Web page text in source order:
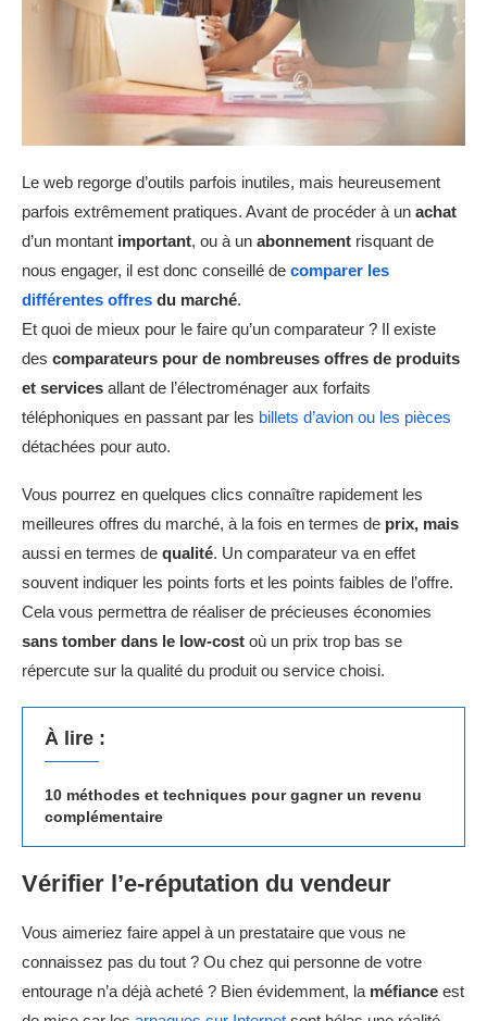
Le web regorge d’outils parfois inutiles, mais heureusement
parfois extrêmement pratiques. Avant de procéder à un achat
d’un montant important, ou à un abonnement risquant de
nous engager, il est donc conseillé de comparer les
différentes offres du marché.
Et quoi de mieux pour le faire qu’un comparateur ? Il existe
des comparateurs pour de nombreuses offres de produits
et services allant de l’électroménager aux forfaits
téléphoniques en passant par les billets d’avion ou les pièces
détachées pour auto.
Vous pourrez en quelques clics connaître rapidement les
meilleures offres du marché, à la fois en termes de prix, mais
aussi en termes de qualité. Un comparateur va en effet
souvent indiquer les points forts et les points faibles de l’offre.
Cela vous permettra de réaliser de précieuses économies
sans tomber dans le low-cost où un prix trop bas se
répercute sur la qualité du produit ou service choisi.
À lire :
10 méthodes et techniques pour gagner un revenu
complémentaire
Vérifier l’e-réputation du vendeur
Vous aimeriez faire appel à un prestataire que vous ne
connaissez pas du tout ? Ou chez qui personne de votre
entourage n’a déjà acheté ? Bien évidemment, la méfiance est